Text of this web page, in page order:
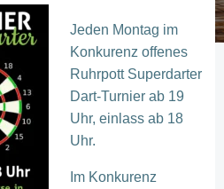
Jeden Montag im
Konkurenz offenes
Ruhrpott Superdarter
Dart-Turnier ab 19
Uhr, einlass ab 18
Uhr.
Im Konkurenz